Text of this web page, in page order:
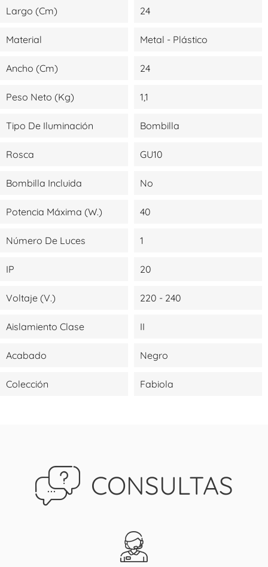
Largo (cm) 24
Material Metal - Plástico
Ancho (cm) 24
Peso Neto (kg) 1,1
Tipo De Iluminación Bombilla
Rosca GU10
Bombilla Incluida No
Potencia Máxima (W.) 40
Número De Luces 1
IP 20
Voltaje (V.) 220 - 240
Aislamiento Clase II
Acabado Negro
Colección Fabiola
CONSULTAS